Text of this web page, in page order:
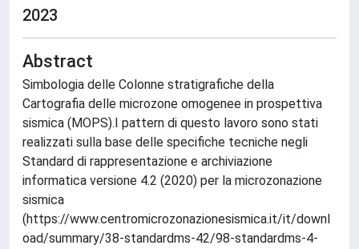
2023
Abstract
Simbologia delle Colonne stratigrafiche della
Cartografia delle microzone omogenee in prospettiva
sismica (MOPS).I pattern di questo lavoro sono stati
realizzati sulla base delle specifiche tecniche negli
Standard di rappresentazione e archiviazione
informatica versione 4.2 (2020) per la microzonazione
sismica
(https://www.centromicrozonazionesismica.it/it/downl
oad/summary/38-standardms-42/98-standardms-4-